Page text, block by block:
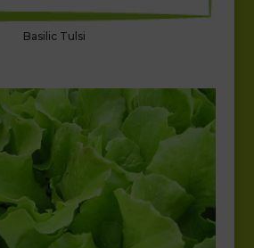
Basilic Tulsi